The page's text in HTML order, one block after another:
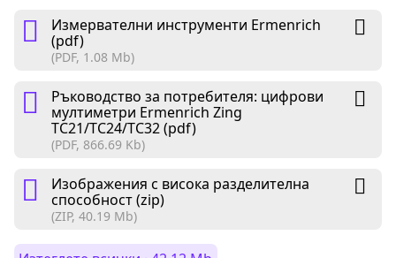
Измервателни инструменти Ermenrich
(pdf)
(PDF, 1.08 Mb)
Ръководство за потребителя: цифрови
мултиметри Ermenrich Zing
TC21/TC24/TC32 (pdf)
(PDF, 866.69 Kb)
Изображения с висока разделителна
способност (zip)
(ZIP, 40.19 Mb)